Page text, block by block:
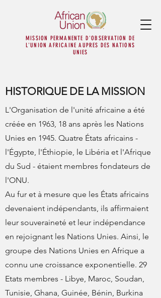
MISSION PERMANENTE D'OBSERVATION DE
L'UNION AFRICAINE AUPRES DES NATIONS
UNIES
HISTORIQUE DE LA MISSION
L'Organisation de l'unité africaine a été
créée en 1963, 18 ans après les Nations
Unies en 1945. Quatre États africains -
l'Égypte, l'Éthiopie, le Libéria et l'Afrique
du Sud - étaient membres fondateurs de
l'ONU.
Au fur et à mesure que les États africains
devenaient indépendants, ils affirmaient
leur souveraineté et leur indépendance
en rejoignant les Nations Unies. Ainsi, le
groupe des Nations Unies en Afrique a
connu une croissance exponentielle. 29
Etats membres - Libye, Maroc, Soudan,
Tunisie, Ghana, Guinée, Bénin, Burkina